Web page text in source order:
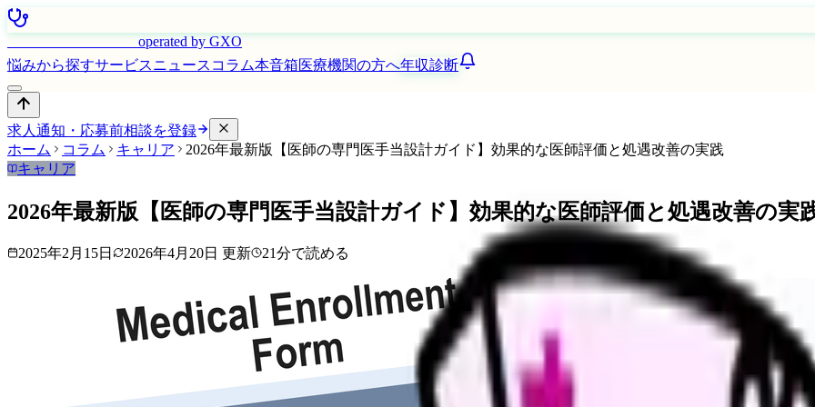
operated by GXO
悩みから探すサービスニュース コラム本音箱医療機関の方へ年収診断
求人通知・応募前相談を登録
ホーム
コラム キャリア
2026年最新版【医師の専門医手当設計ガイド】効果的な医師評価と処遇改善の実践
キャリア
2026年最新版【医師の専門医手当設計ガイド】効果的な医師評価と処遇改善の実
2025年2月15日 2026年4月20日 更新 21分で読める